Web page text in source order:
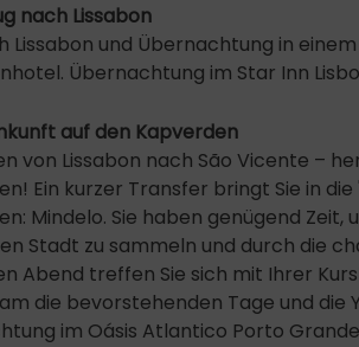
nach Lissabon
Lissabon und Übernachtung in
Übernachtung im Star Inn
auf den Kapverden
von Lissabon nach São Vicente –
Ein kurzer Transfer bringt Sie in
Mindelo. Sie haben genügend Zeit,
Stadt zu sammeln und durch die
Abend treffen Sie sich mit Ihrer
die bevorstehenden Tage und die
im Oásis Atlantico Porto